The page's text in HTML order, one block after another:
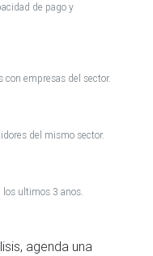
de pago y
con empresas del sector.
del mismo sector.
los ultimos 3 anos.
agenda una